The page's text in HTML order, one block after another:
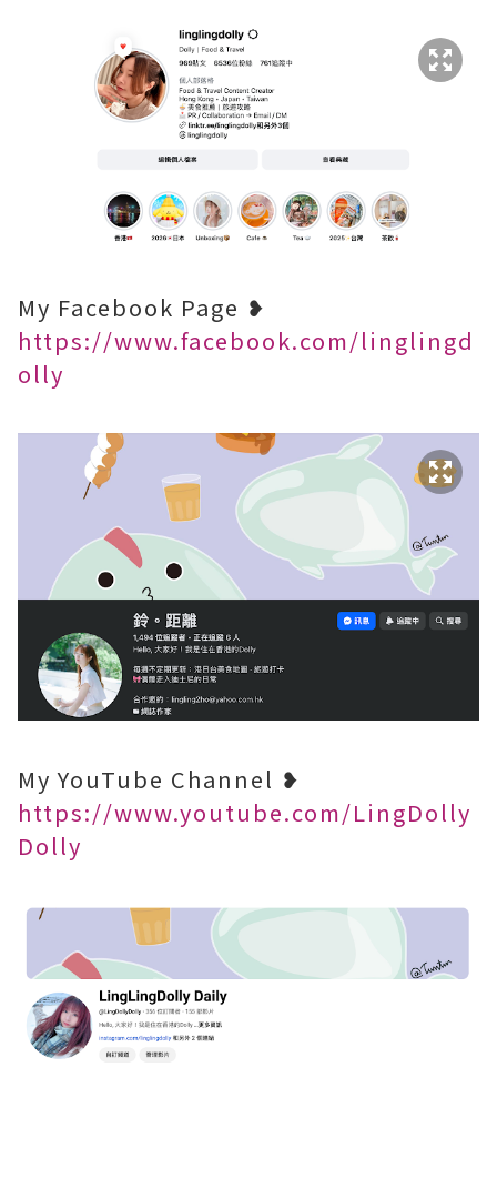
My Facebook Page ❥
https://www.facebook.com/linglingd
olly
My YouTube Channel ❥
https://www.youtube.com/LingDolly
Dolly